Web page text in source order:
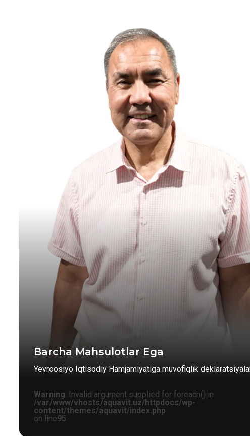
Barcha Mahsulotlar Ega
Yevroosiyo Iqtisodiy Hamjamiyatiga muvofiqlik
Warning: Invalid argument supplied for foreach() in
/var/www/vhosts/aquavit.uz/httpdocs/wp-
content/themes/aquavit/index.php
on line95